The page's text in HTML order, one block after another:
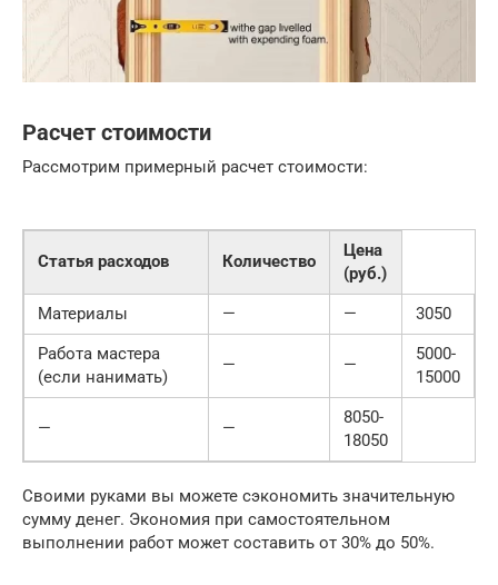
Расчет стоимости
Рассмотрим примерный расчет стоимости:
Статья расходов Количество
Цена
(руб.)
Материалы
— —
3050
Работа мастера
(если нанимать)
— —
5000-
15000
— —
8050-
18050
Своими руками вы можете сэкономить значительную
сумму денег. Экономия при самостоятельном
выполнении работ может составить от 30% до 50%.